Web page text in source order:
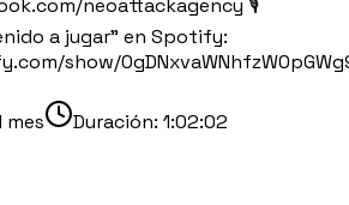
neoattackagency 🎙️
a jugar" en Spotify:
show/
mes Duración: 1:02:02